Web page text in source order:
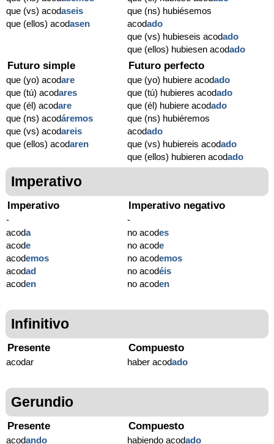
que (vs) acodaseis
que (ellos) acodasen
que (ns) hubiésemos
acodado
que (vs) hubieseis acodado
que (ellos) hubiesen acodado
Futuro simple
que (yo) acodare
que (tú) acodares
que (él) acodare
que (ns) acodáremos
que (vs) acodareis
que (ellos) acodaren
Futuro perfecto
que (yo) hubiere acodado
que (tú) hubieres acodado
que (él) hubiere acodado
que (ns) hubiéremos
acodado
que (vs) hubiereis acodado
que (ellos) hubieren acodado
Imperativo
Imperativo
-
acoda
acode
acodemos
acodad
acoden
Imperativo negativo
-
no acodes
no acode
no acodemos
no acodéis
no acoden
Infinitivo
Presente
acodar
Compuesto
haber acodado
Gerundio
Presente
acodando
Compuesto
habiendo acodado